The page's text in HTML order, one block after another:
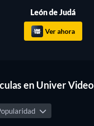
León de Judá
Ver ahora
en Univer Video